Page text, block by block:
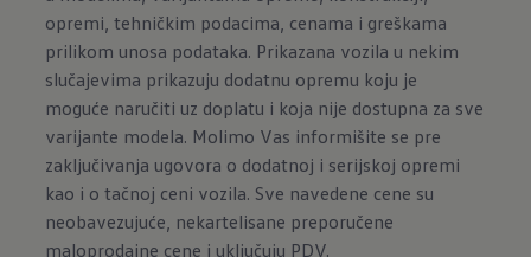
opremi, tehničkim podacima, cenama i greškama
prilikom unosa podataka. Prikazana vozila u nekim
slučajevima prikazuju dodatnu opremu koju je
moguće naručiti uz doplatu i koja nije dostupna za sve
varijante modela. Molimo Vas informišite se pre
zaključivanja ugovora o dodatnoj i serijskoj opremi
kao i o tačnoj ceni vozila. Sve navedene cene su
neobavezujuće, nekartelisane preporučene
maloprodajne cene i uključuju PDV.